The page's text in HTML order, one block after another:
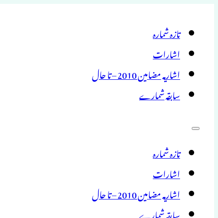
تازہ شمارہ
اشارات
اشاریہ مضامین 2010 – تا حال
سابقہ شمارے
تازہ شمارہ
اشارات
اشاریہ مضامین 2010 – تا حال
سابقہ شمارے